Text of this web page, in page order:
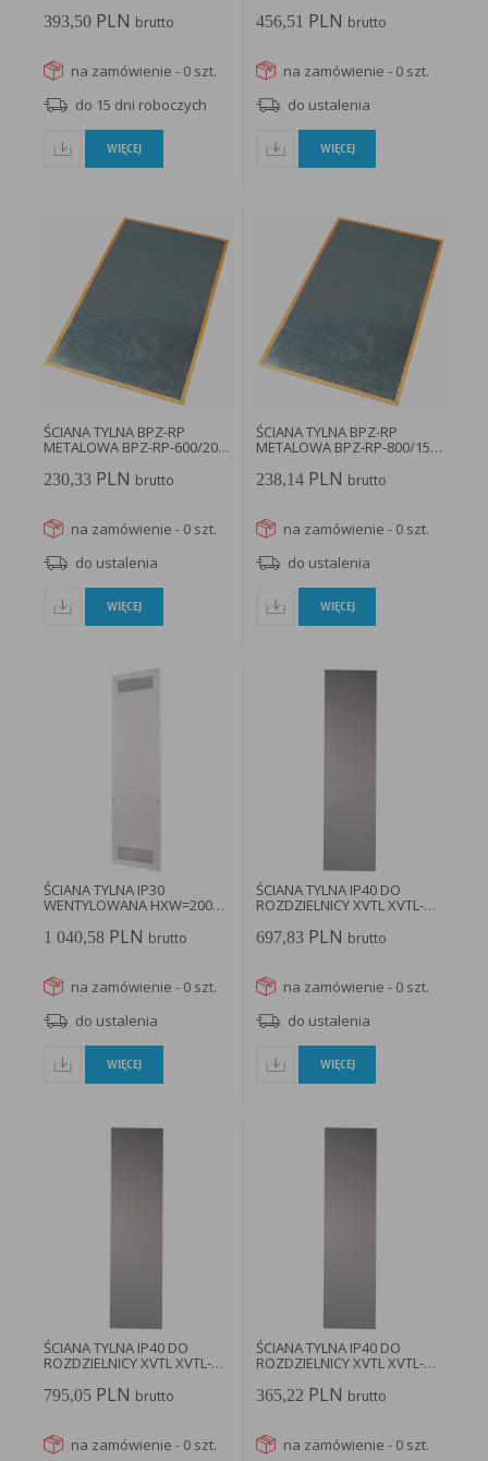
393,50PLN brutto
na zamówienie - 0 szt.
do 15 dni roboczych
WIĘCEJ
456,51 PLN brutto
na zamówienie - 0 szt.
do ustalenia
WIĘCEJ
ŚCIANA TYLNA BPZ-RP
METALOWA BPZ-RP-600/20 -
230,33PLN brutto
na zamówienie - 0 szt.
do ustalenia
WIĘCEJ
ŚCIANA TYLNA BPZ-RP
METALOWA BPZ-RP-800/15 -
238,14 PLN brutto
na zamówienie - 0 szt.
do ustalenia
WIĘCEJ
ŚCIANA TYLNA IP30
WENTYLOWANA HXW=2000X
1 040,58PLN brutto
na zamówienie - 0 szt.
do ustalenia
WIĘCEJ
ŚCIANA TYLNA IP40 DO
ROZDZIELNICY XVTL XVTL-R-
697,83 PLN brutto
na zamówienie - 0 szt.
do ustalenia
WIĘCEJ
ŚCIANA TYLNA IP40 DO
ROZDZIELNICY XVTL XVTL-R-
795,05PLN brutto
na zamówienie - 0 szt.
ŚCIANA TYLNA IP40 DO
ROZDZIELNICY XVTL XVTL-R-
365,22 PLN brutto
na zamówienie - 0 szt.